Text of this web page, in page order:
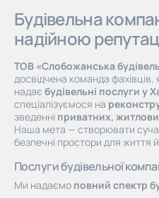
Будівельна
надійною
ТОВ «Слобожанська
досвідчена команда
надає будівельні послуги у
спеціалізуємося на
зведенні приватних,
Наша мета — створювати
безпечні простори для життя й
Послуги будівельної
Ми надаємо повний спектр